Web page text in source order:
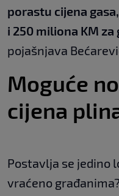
porastu cijena
i 250 miliona KM
pojašnjava
Moguće
cijena
Postavlja se jedino
vraćeno